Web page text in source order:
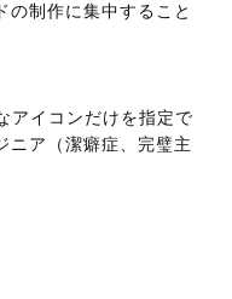
の制作に集中すること
アイコンだけを指定で
ニア（潔癖症、完璧主